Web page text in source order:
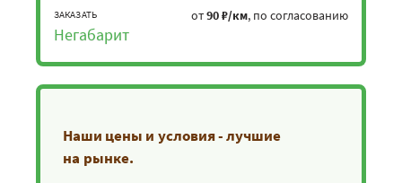
ЗАКАЗАТЬ
Негабарит
от90 ₽/км, по согласованию
Наши цены и условия - лучшие
на рынке.